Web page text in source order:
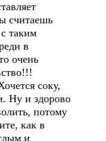
считаешь
таким
в
очень
соку,
Ну и здорово
потому
как в
и